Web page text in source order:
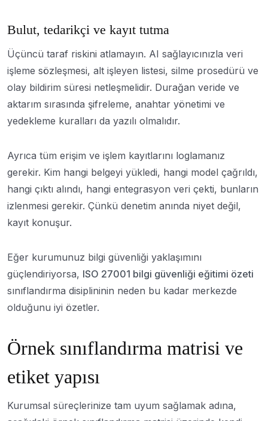
Bulut, tedarikçi ve kayıt tutma
Üçüncü taraf riskini atlamayın. AI sağlayıcınızla veri
işleme sözleşmesi, alt işleyen listesi, silme prosedürü ve
olay bildirim süresi netleşmelidir. Durağan veride ve
aktarım sırasında şifreleme, anahtar yönetimi ve
yedekleme kuralları da yazılı olmalıdır.
Ayrıca tüm erişim ve işlem kayıtlarını loglamanız
gerekir. Kim hangi belgeyi yükledi, hangi model çağrıldı,
hangi çıktı alındı, hangi entegrasyon veri çekti, bunların
izlenmesi gerekir. Çünkü denetim anında niyet değil,
kayıt konuşur.
Eğer kurumunuz bilgi güvenliği yaklaşımını
güçlendiriyorsa, ISO 27001 bilgi güvenliği eğitimi özeti
sınıflandırma disiplininin neden bu kadar merkezde
olduğunu iyi özetler.
Örnek sınıflandırma matrisi ve
etiket yapısı
Kurumsal süreçlerinize tam uyum sağlamak adına,